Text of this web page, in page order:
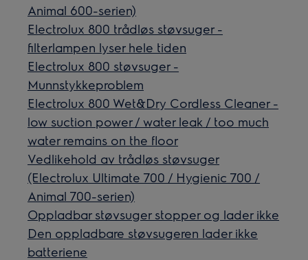
Animal 600-serien)
Electrolux 800 trådløs støvsuger -
filterlampen lyser hele tiden
Electrolux 800 støvsuger -
Munnstykkeproblem
Electrolux 800 Wet&Dry Cordless Cleaner -
low suction power / water leak / too much
water remains on the floor
Vedlikehold av trådløs støvsuger
(Electrolux Ultimate 700 / Hygienic 700 /
Animal 700-serien)
Oppladbar støvsuger stopper og lader ikke
Den oppladbare støvsugeren lader ikke
batteriene